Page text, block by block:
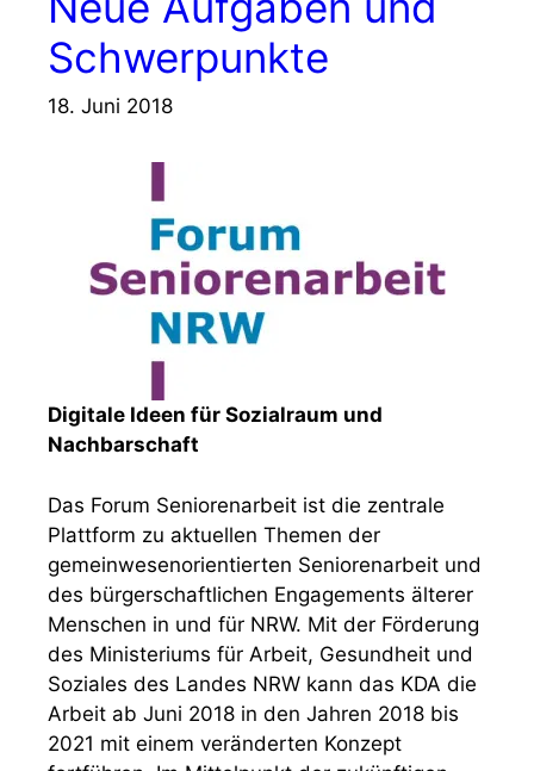
Schwerpunkte
18. Juni 2018
Digitale Ideen für Sozialraum und
Nachbarschaft
Das Forum Seniorenarbeit ist die zentrale
Plattform zu aktuellen Themen der
gemeinwesenorientierten Seniorenarbeit und
des bürgerschaftlichen Engagements älterer
Menschen in und für NRW. Mit der Förderung
des Ministeriums für Arbeit, Gesundheit und
Soziales des Landes NRW kann das KDA die
Arbeit ab Juni 2018 in den Jahren 2018 bis
2021 mit einem veränderten Konzept